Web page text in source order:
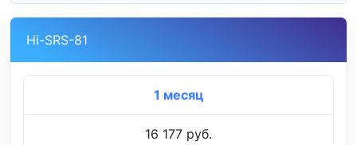
Hi-SRS-81
1 месяц
16 177 руб.